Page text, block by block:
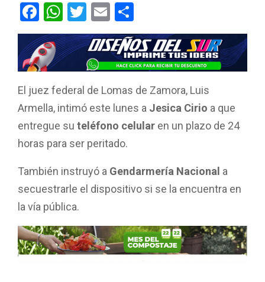
F
a
ce
b
o
o
k
W
h
at
s
A
p
p
T
wi
tt
er
E
m
ail
o
m
p
ar
tir
El juez federal de Lomas de Zamora, Luis
Armella, intimó este lunes a Jesica Cirio a que
entregue su teléfono celular en un plazo de 24
horas para ser peritado.
También instruyó a Gendarmería Nacional a
secuestrarle el dispositivo si se la encuentra en
la vía pública.